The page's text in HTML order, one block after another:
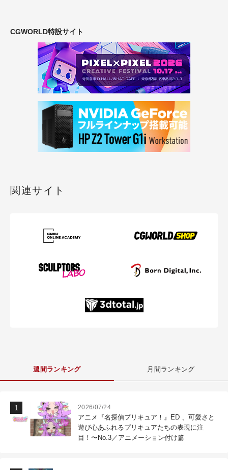
CGWORLD特設サイト
関連サイト
週間ランキング 月間ランキング
2026/07/24
アニメ『名探偵プリキュア！』ED 、可愛さと
遊び心あふれるプリキュアたちの表現に注
目！〜No.3／アニメーション付け篇